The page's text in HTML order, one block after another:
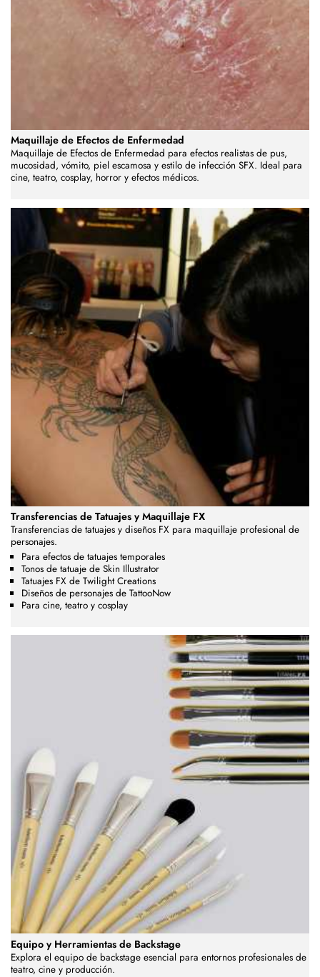
Maquillaje de Efectos de Enfermedad
Maquillaje de Efectos de Enfermedad para efectos realistas de pus,
mucosidad, vómito, piel escamosa y estilo de infección SFX. Ideal para
cine, teatro, cosplay, horror y efectos médicos.
Transferencias de Tatuajes y Maquillaje FX
Transferencias de tatuajes y diseños FX para maquillaje profesional de
personajes.
Para efectos de tatuajes temporales
Tonos de tatuaje de Skin Illustrator
Tatuajes FX de Twilight Creations
Diseños de personajes de TattooNow
Para cine, teatro y cosplay
Equipo y Herramientas de Backstage
Explora el equipo de backstage esencial para entornos profesionales de
teatro, cine y producción.